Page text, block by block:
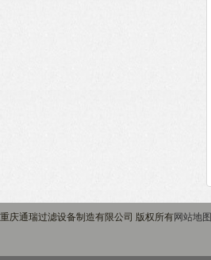
重庆通瑞过滤设备制造有限公司 版权所有网站地图